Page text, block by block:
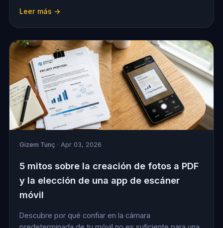
Leer más →
Gizem Tunç · Apr 03, 2026
5 mitos sobre la creación de fotos a PDF
y la elección de una app de escáner
móvil
Descubre por qué confiar en la cámara